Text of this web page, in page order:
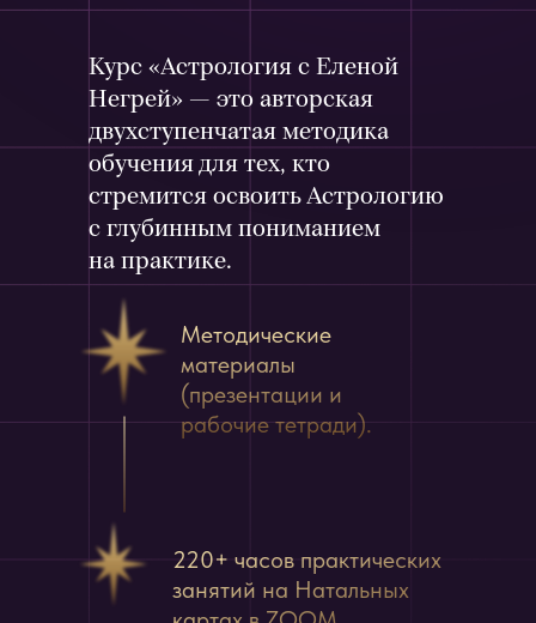
Курс «Астрология с Еленой
Негрей» — это авторская
двухступенчатая методика
обучения для тех, кто
стремится освоить Астрологию
с глубинным пониманием
на практике.
Методические
материалы
(презентации и
рабочие тетради).
220+ часов практических
занятий на Натальных